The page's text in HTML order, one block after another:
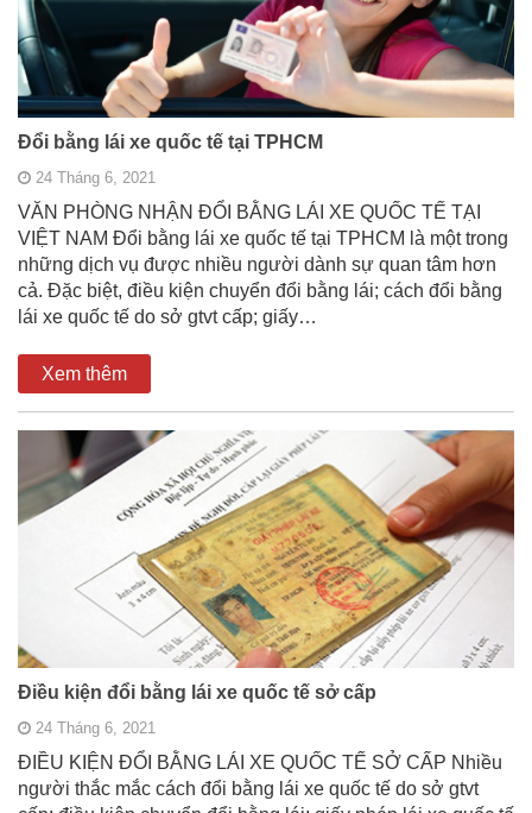
Đổi bằng lái xe quốc tế tại TPHCM
24 Tháng 6, 2021
VĂN PHÒNG NHẬN ĐỔI BẰNG LÁI XE QUỐC TẾ TẠI
VIỆT NAM Đổi bằng lái xe quốc tế tại TPHCM là một trong
những dịch vụ được nhiều người dành sự quan tâm hơn
cả. Đặc biệt, điều kiện chuyển đổi bằng lái; cách đổi bằng
lái xe quốc tế do sở gtvt cấp; giấy…
Xem thêm
Điều kiện đổi bằng lái xe quốc tế sở cấp
24 Tháng 6, 2021
ĐIỀU KIỆN ĐỔI BẰNG LÁI XE QUỐC TẾ SỞ CẤP Nhiều
người thắc mắc cách đổi bằng lái xe quốc tế do sở gtvt